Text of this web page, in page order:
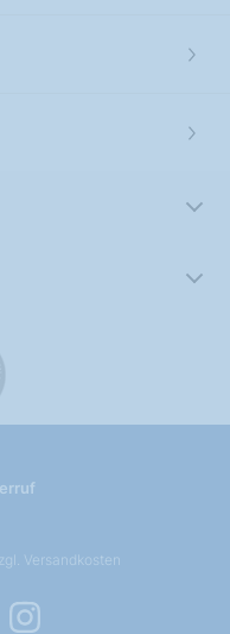
Versandkosten